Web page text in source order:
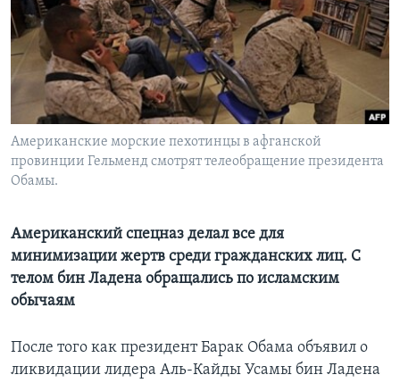
Learning English
СОЦИАЛЬНЫЕ СЕТИ
Языки
Американские морские пехотинцы в афганской
провинции Гельменд смотрят телеобращение президента
Обамы.
Американский спецназ делал все для
минимизации жертв среди гражданских лиц. С
телом бин Ладена обращались по исламским
обычаям
После того как президент Барак Обама объявил о
ликвидации лидера Аль-Кайды Усамы бин Ладена